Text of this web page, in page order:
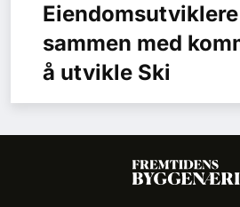
sammen med
å utvikle Ski